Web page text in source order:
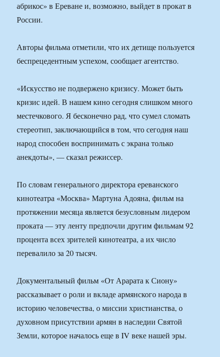
абрикос» в Ереване и, возможно, выйдет в прокат в
России.
Авторы фильма отметили, что их детище пользуется
беспрецедентным успехом, сообщает агентство.
«Искусство не подвержено кризису. Может быть
кризис идей. В нашем кино сегодня слишком много
местечкового. Я бесконечно рад, что сумел сломать
стереотип, заключающийся в том, что сегодня наш
народ способен воспринимать с экрана только
анекдоты», — сказал режиссер.
По словам генерального директора ереванского
кинотеатра «Москва» Мартуна Адояна, фильм на
протяжении месяца является безусловным лидером
проката — эту ленту предпочли другим фильмам 92
процента всех зрителей кинотеатра, а их число
перевалило за 20 тысяч.
Документальный фильм «От Арарата к Сиону»
рассказывает о роли и вкладе армянского народа в
историю человечества, о миссии христианства, о
духовном присутствии армян в наследии Святой
Земли, которое началось еще в IV веке нашей эры.